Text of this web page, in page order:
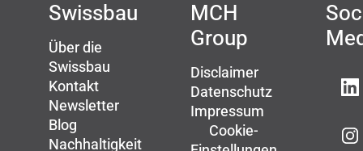
Swissbau
Über die
Swissbau
Kontakt
Newsletter
Blog
Nachhaltigkeit
MCH
Group
Disclaimer
Datenschutz
Impressum
Cookie-